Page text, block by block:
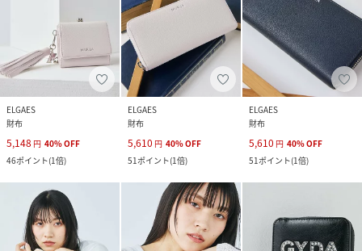
ELGAES
財布
5,148 円 40%OFF
46ポイント(1倍)
ELGAES
財布
5,610 円 40%OFF
51ポイント(1倍)
ELGAES
財布
5,610 円 40%OFF
51ポイント(1倍)